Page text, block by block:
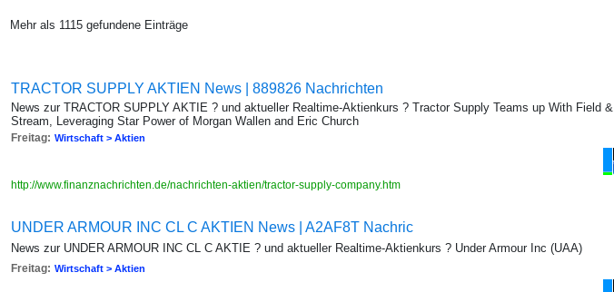
Mehr als 1115 gefundene Einträge
TRACTOR SUPPLY AKTIEN News | 889826 Nachrichten
News zur TRACTOR SUPPLY AKTIE ? und aktueller Realtime-Aktienkurs ? Tractor Supply Teams up With Field &
Stream, Leveraging Star Power of Morgan Wallen and Eric Church
Freitag: Wirtschaft > Aktien
http://www.finanznachrichten.de/nachrichten-aktien/tractor-supply-company.htm
UNDER ARMOUR INC CL C AKTIEN News | A2AF8T Nachric
News zur UNDER ARMOUR INC CL C AKTIE ? und aktueller Realtime-Aktienkurs ? Under Armour Inc (UAA)
Freitag: Wirtschaft > Aktien